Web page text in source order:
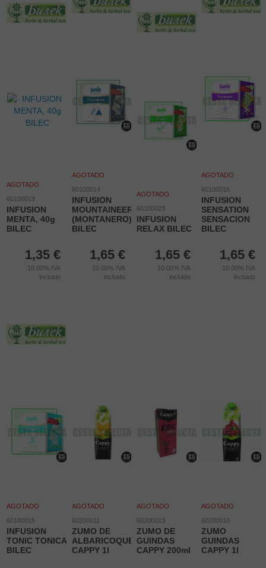
AGOTADO
60100019
INFUSION
MENTA, 40g
BILEC
1,35 €
10.00% IVA
incluido
AGOTADO
60100014
INFUSION
MOUNTAINEER
(MONTANERO)
BILEC
1,65 €
10.00% IVA
incluido
AGOTADO
60100023
INFUSION
RELAX BILEC
1,65 €
10.00% IVA
incluido
AGOTADO
60100016
INFUSION
SENSATION
SENSACION
BILEC
1,65 €
10.00% IVA
incluido
AGOTADO
60100015
INFUSION
TONIC TONICA
BILEC
AGOTADO
60200011
ZUMO DE
ALBARICOQUE
CAPPY 1l
AGOTADO
60200013
ZUMO DE
GUINDAS
CAPPY 200ml
AGOTADO
60200010
ZUMO
GUINDAS
CAPPY 1l